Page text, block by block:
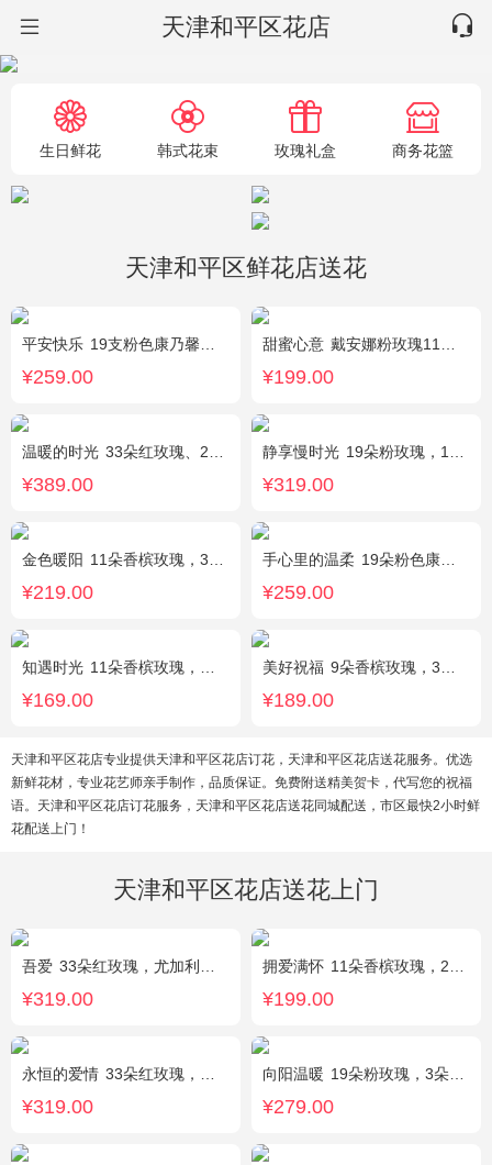
天津和平区花店
生日鲜花 韩式花束 玫瑰礼盒 商务花篮
天津和平区鲜花店送花
平安快乐 19支粉色康乃馨，2支白色多头百合，搭配适量叶上黄金。
¥259.00
甜蜜心意 戴安娜粉玫瑰11枝，浅紫勿忘我、尤加利搭配
¥199.00
温暖的时光 33朵红玫瑰、2枝多头粉百合，搭配适量黄莺草、栀子叶间插。
¥389.00
静享慢时光 19朵粉玫瑰，1枝粉色绣球，粉色洋桔梗、白色乒乓菊、尤加利搭配
¥319.00
金色暖阳 11朵香槟玫瑰，3朵向日葵，桔梗、满天星混搭
¥219.00
手心里的温柔 19朵粉色康乃馨，5朵粉玫瑰，绿叶搭配
¥259.00
知遇时光 11朵香槟玫瑰，白桔梗、尤加利、满天星间插
¥169.00
美好祝福 9朵香槟玫瑰，3朵向日葵，桔梗、配花、配草搭配
¥189.00
天津和平区花店专业提供天津和平区花店订花，天津和平区花店送花服务。优选
新鲜花材，专业花艺师亲手制作，品质保证。免费附送精美贺卡，代写您的祝福
语。天津和平区花店订花服务，天津和平区花店送花同城配送，市区最快2小时鲜
花配送上门！
天津和平区花店送花上门
吾爱 33朵红玫瑰，尤加利绿叶搭配
¥319.00
拥爱满怀 11朵香槟玫瑰，2支多头白百合，绿叶搭配
¥199.00
永恒的爱情 33朵红玫瑰，满天星、绿叶搭配
¥319.00
向阳温暖 19朵粉玫瑰，3朵向日葵，绿叶搭配
¥279.00